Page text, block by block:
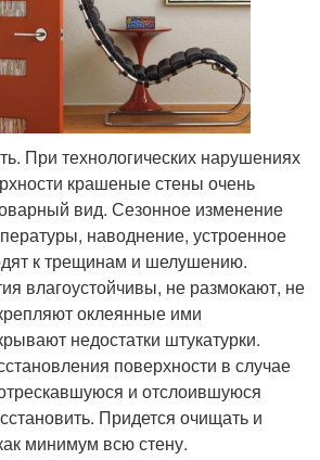
При технологических нарушениях
крашеные стены очень
вид. Сезонное изменение
наводнение, устроенное
к трещинам и шелушению.
влагоустойчивы, не размокают, не
оклеянные ими
недостатки штукатурки.
поверхности в случае
и отслоившуюся
Придется очищать и
минимум всю стену.